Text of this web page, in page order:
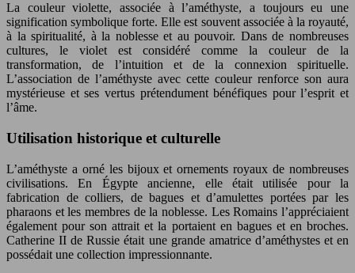
La couleur violette, associée à l’améthyste, a toujours eu une
signification symbolique forte. Elle est souvent associée à la royauté,
à la spiritualité, à la noblesse et au pouvoir. Dans de nombreuses
cultures, le violet est considéré comme la couleur de la
transformation, de l’intuition et de la connexion spirituelle.
L’association de l’améthyste avec cette couleur renforce son aura
mystérieuse et ses vertus prétendument bénéfiques pour l’esprit et
l’âme.
Utilisation historique et culturelle
L’améthyste a orné les bijoux et ornements royaux de nombreuses
civilisations. En Égypte ancienne, elle était utilisée pour la
fabrication de colliers, de bagues et d’amulettes portées par les
pharaons et les membres de la noblesse. Les Romains l’appréciaient
également pour son attrait et la portaient en bagues et en broches.
Catherine II de Russie était une grande amatrice d’améthystes et en
possédait une collection impressionnante.